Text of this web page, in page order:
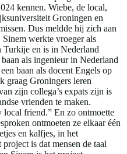
kennen. Wiebe, de local,
Groningen en
Dus meldde hij zich aan
werkte vroeger als
Turkije en is in Nederland
als ingenieur in Nederland
baan als docent Engels op
graag Groningers leren
zijn collega’s expats zijn is
vrienden te maken.
friend.” En zo ontmoette
ontmoeten ze elkaar één
en kalfjes, in het
is dat mensen de taal